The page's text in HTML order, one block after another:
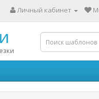
Личный кабинет